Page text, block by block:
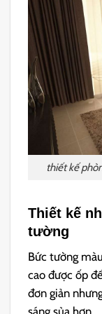
thiết kế
Thiết kế
tường
Bức tường
cao được ốp
đơn giản
sáng sủa hơn